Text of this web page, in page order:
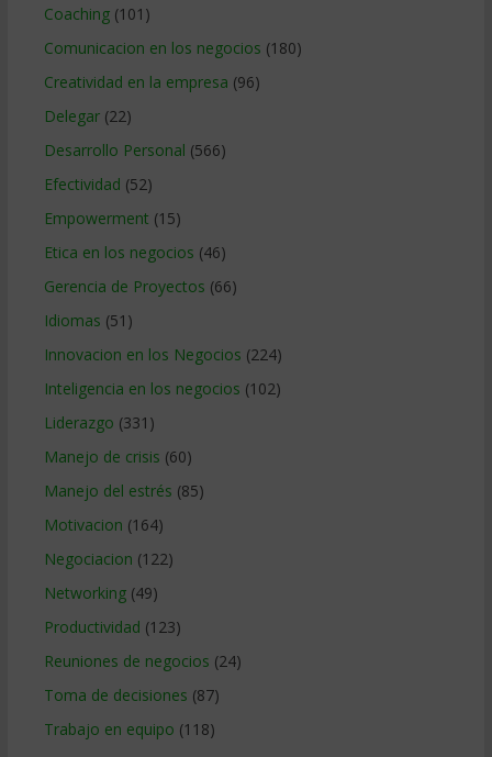
Coaching(101)
Comunicacion en los negocios (180)
Creatividad en la empresa (96)
Delegar(22)
Desarrollo Personal (566)
Efectividad (52)
Empowerment (15)
Etica en los negocios (46)
Gerencia de Proyectos (66)
Idiomas (51)
Innovacion en los Negocios (224)
Inteligencia en los negocios (102)
Liderazgo (331)
Manejo de crisis (60)
Manejo del estrés (85)
Motivacion (164)
Negociacion (122)
Networking(49)
Productividad (123)
Reuniones de negocios (24)
Toma de decisiones (87)
Trabajo en equipo (118)